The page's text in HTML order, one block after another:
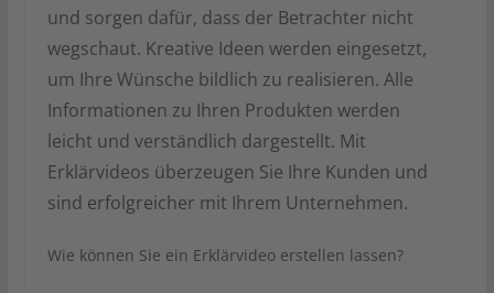
und sorgen dafür, dass der Betrachter nicht
wegschaut. Kreative Ideen werden eingesetzt,
um Ihre Wünsche bildlich zu realisieren. Alle
Informationen zu Ihren Produkten werden
leicht und verständlich dargestellt. Mit
Erklärvideos überzeugen Sie Ihre Kunden und
sind erfolgreicher mit Ihrem Unternehmen.
Wie können Sie ein Erklärvideo erstellen lassen?